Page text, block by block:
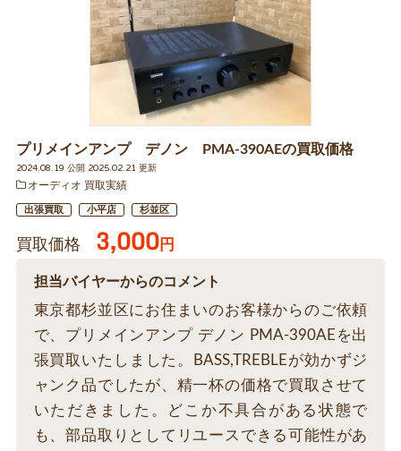
プリメインアンプ デノン PMA-390AEの買取価格
2024.08.19 公開 2025.02.21 更新
オーディオ 買取実績
出張買取 小平店 杉並区
買取価格 3,000円
担当バイヤーからのコメント
東京都杉並区にお住まいのお客様からのご依頼
で、プリメインアンプ デノン PMA-390AEを出
張買取いたしました。BASS,TREBLEが効かずジ
ャンク品でしたが、精一杯の価格で買取させて
いただきました。どこか不具合がある状態で
も、部品取りとしてリユースできる可能性があ